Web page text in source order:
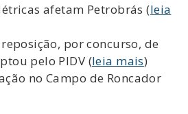
afetam Petrobrás (leia
por concurso, de
pelo PIDV (leia mais)
no Campo de Roncador